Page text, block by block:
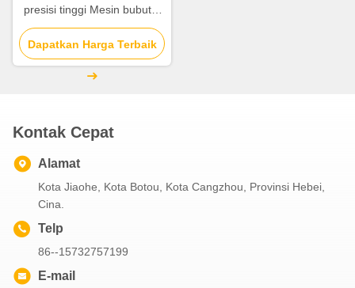
presisi tinggi Mesin bubut 3
sisi 7.7-15N.M Servo Motor
Dapatkan Harga Terbaik
Kontak Cepat
Alamat
Kota Jiaohe, Kota Botou, Kota Cangzhou, Provinsi Hebei,
Cina.
Telp
86--15732757199
E-mail